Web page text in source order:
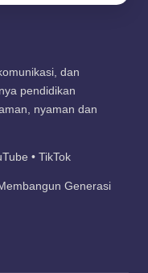
dan
pendidikan
nyaman dan
• TikTok
Generasi